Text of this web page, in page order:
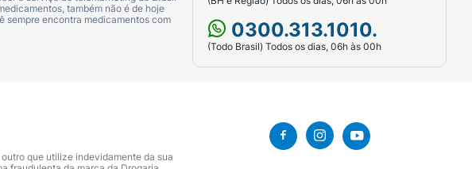
(Sulfato de Polietilenoglicol Éter de Álcool Miristílico
(Glicerol), Nelumbo Nucifera Flower Extract (Extrato
Hidrogenado Etoxilado), PEG-200 Hydrogenated Glyceryl
4 (Sulisobenzona), Sodium Chloride (Cloreto de Sódio),
(Fenoxietanol), Methylparaben (Metilparabeno),
Alcohol (Álcool Benzílico), Linalool (Linalol),
também não é de hoje
sempre encontra medicamentos com
0300.313.1010.
(Todo Brasil) Todos os dias, 06h às 00h
que utilize indevidamente da sua